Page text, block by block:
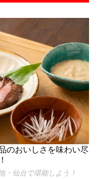
のおいしさを味わい尽
・仙台で堪能しよう！